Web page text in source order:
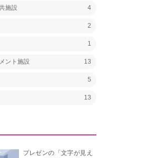
施設 4
2
1
ント施設 13
5
13
プレゼンの「文字が見え